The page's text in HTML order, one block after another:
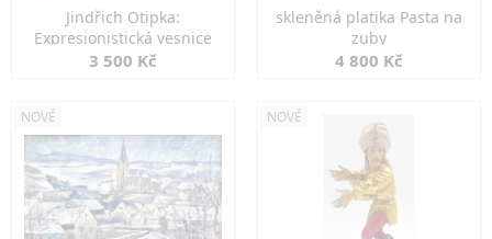
Jindřich Otipka:
Expresionistická vesnice
3 500 Kč
skleněná platika Pasta na
zuby
4 800 Kč
NOVÉ NOVÉ